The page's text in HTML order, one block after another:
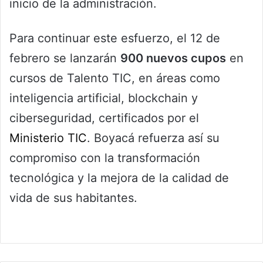
inicio de la administración.
Para continuar este esfuerzo, el 12 de
febrero se lanzarán 900 nuevos cupos en
cursos de Talento TIC, en áreas como
inteligencia artificial, blockchain y
ciberseguridad, certificados por el
Ministerio TIC. Boyacá refuerza así su
compromiso con la transformación
tecnológica y la mejora de la calidad de
vida de sus habitantes.